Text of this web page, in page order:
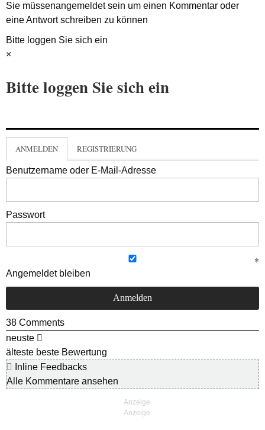
Sie müssenangemeldetsein um einen Kommentar oder
eine Antwort schreiben zu können
Bitte loggen Sie sich ein
×
Bitte loggen Sie sich ein
ANMELDEN REGISTRIERUNG
Benutzername oder E-Mail-Adresse
Passwort
Angemeldet bleiben
38 Comments
neuste
älteste beste Bewertung
Inline Feedbacks
Alle Kommentare ansehen